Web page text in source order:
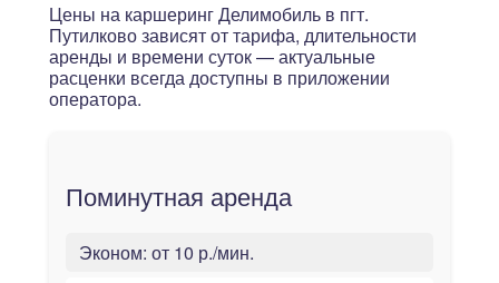
Цены на каршеринг Делимобиль в пгт.
Путилково зависят от тарифа, длительности
аренды и времени суток — актуальные
расценки всегда доступны в приложении
оператора.
Поминутная аренда
Эконом: от 10 р./мин.